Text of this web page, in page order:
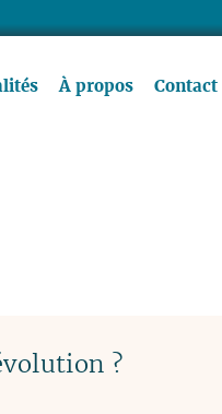
À propos Contact
?